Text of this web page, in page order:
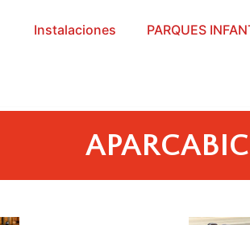
Instalaciones PARQUES